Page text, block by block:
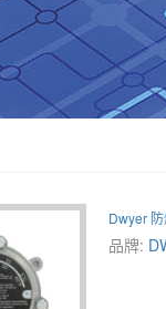
Dwyer
品牌: